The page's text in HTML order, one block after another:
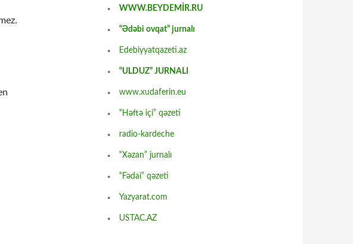
WWW.BEYDEMİR.RU
“Ədəbi ovqat” jurnalı
Edebiyyatqazeti.az
“ULDUZ” JURNALI
www.xudaferin.eu
“Həftə içi” qəzeti
radio-kardeche
“Xəzan” jurnalı
“Fədai” qəzeti
Yazyarat.com
USTAC.AZ